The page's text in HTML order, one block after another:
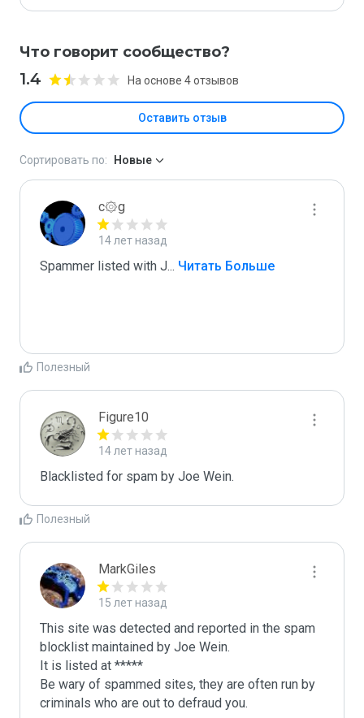
Что говорит сообщество?
1.4 На основе 4 отзывов
Оставить отзыв
Сортировать по: Новые
c۞g
14 лет назад
Spammer listed with J... Читать Больше
Полезный
Figure10
14 лет назад
Blacklisted for spam by Joe Wein.
Полезный
MarkGiles
15 лет назад
This site was detected and reported in the spam
blocklist maintained by Joe Wein.
It is listed at *****
Be wary of spammed sites, they are often run by
criminals who are out to defraud you.